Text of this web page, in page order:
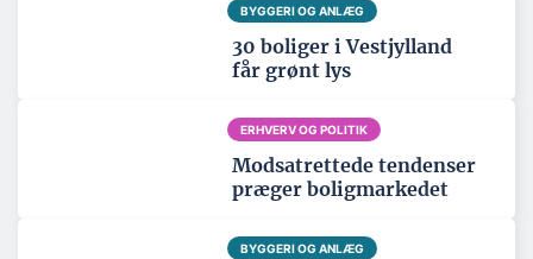
BYGGERI OG ANLÆG
30 boliger i Vestjylland
får grønt lys
ERHVERV OG POLITIK
Modsatrettede tendenser
præger boligmarkedet
BYGGERI OG ANLÆG